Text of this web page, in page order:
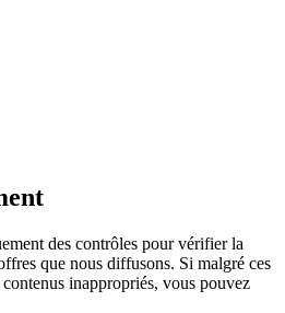
des contrôles pour vérifier la
que nous diffusons. Si malgré ces
inappropriés, vous pouvez